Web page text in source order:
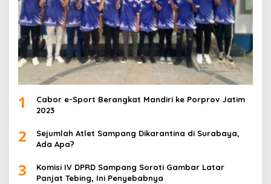
1
Cabor e-Sport Berangkat Mandiri ke Porprov Jatim
2023
2
Sejumlah Atlet Sampang Dikarantina di Surabaya,
Ada Apa?
3
Komisi IV DPRD Sampang Soroti Gambar Latar
Panjat Tebing, Ini Penyebabnya